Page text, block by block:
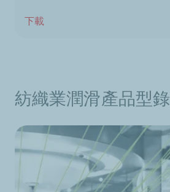
下載
紡織業潤滑產品型錄